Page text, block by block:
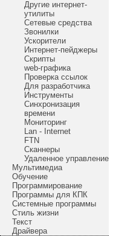
Другие интернет-
утилиты
Сетевые средства
Звонилки
Ускорители
Интернет-пейджеры
Скрипты
web-графика
Проверка ссылок
Для разработчика
Инструменты
Синхронизация
времени
Мониторинг
Lan - Internet
FTN
Сканнеры
Удаленное управление
Мультимедиа
Обучение
Программирование
Программы для КПК
Системные программы
Стиль жизни
Текст
Драйвера